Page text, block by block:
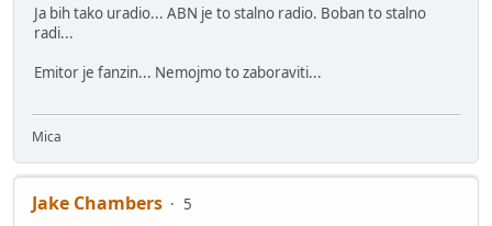
Ja bih tako uradio... ABN je to stalno radio. Boban to stalno
radi...
Emitor je fanzin... Nemojmo to zaboraviti...
Mica
Jake Chambers
5